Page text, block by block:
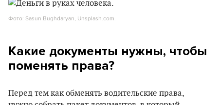
Фото: Sasun Bughdaryan, Unsplash.com.
Какие документы нужны, чтобы
поменять права?
Перед тем как обменять водительские права,